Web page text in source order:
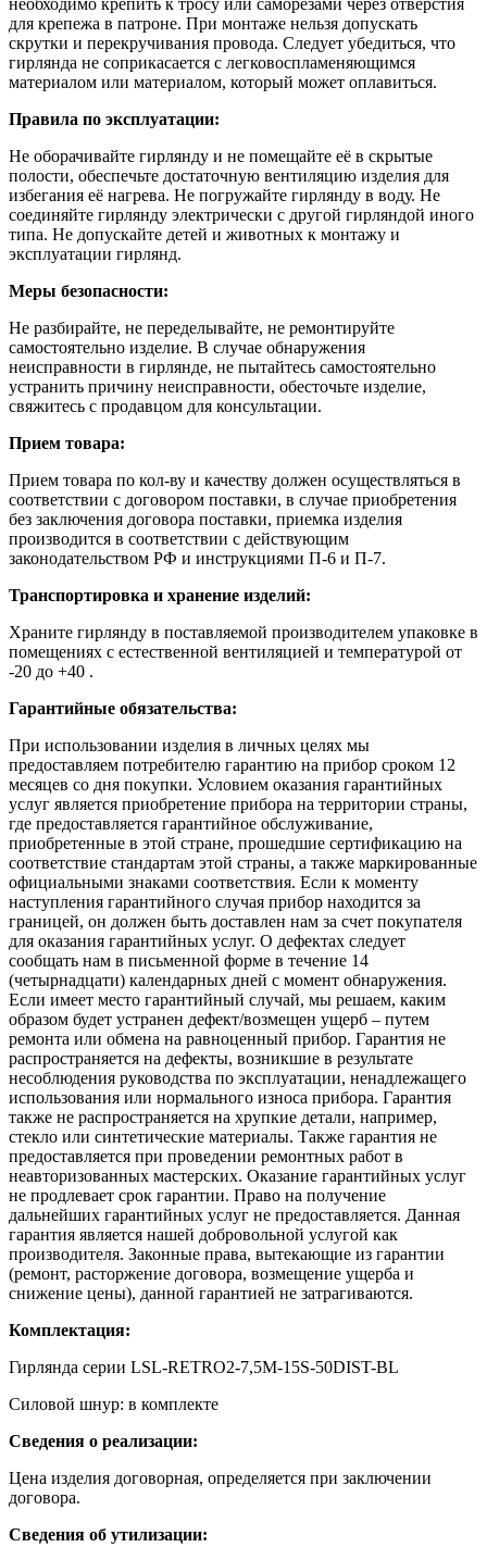
для крепежа в патроне. При монтаже нельзя допускать
скрутки и перекручивания провода. Следует убедиться, что
гирлянда не соприкасается с легковоспламеняющимся
материалом или материалом, который может оплавиться.
Правила по эксплуатации:
Не оборачивайте гирлянду и не помещайте её в скрытые
полости, обеспечьте достаточную вентиляцию изделия для
избегания её нагрева. Не погружайте гирлянду в воду. Не
соединяйте гирлянду электрически с другой гирляндой иного
типа. Не допускайте детей и животных к монтажу и
эксплуатации гирлянд.
Меры безопасности:
Не разбирайте, не переделывайте, не ремонтируйте
самостоятельно изделие. В случае обнаружения
неисправности в гирлянде, не пытайтесь самостоятельно
устранить причину неисправности, обесточьте изделие,
свяжитесь с продавцом для консультации.
Прием товара:
Прием товара по кол-ву и качеству должен осуществляться в
соответствии с договором поставки, в случае приобретения
без заключения договора поставки, приемка изделия
производится в соответствии с действующим
законодательством РФ и инструкциями П-6 и П-7.
Транспортировка и хранение изделий:
Храните гирлянду в поставляемой производителем упаковке в
помещениях с естественной вентиляцией и температурой от
-20 до +40 .
Гарантийные обязательства:
При использовании изделия в личных целях мы
предоставляем потребителю гарантию на прибор сроком 12
месяцев со дня покупки. Условием оказания гарантийных
услуг является приобретение прибора на территории страны,
где предоставляется гарантийное обслуживание,
приобретенные в этой стране, прошедшие сертификацию на
соответствие стандартам этой страны, а также маркированные
официальными знаками соответствия. Если к моменту
наступления гарантийного случая прибор находится за
границей, он должен быть доставлен нам за счет покупателя
для оказания гарантийных услуг. О дефектах следует
сообщать нам в письменной форме в течение 14
(четырнадцати) календарных дней с момент обнаружения.
Если имеет место гарантийный случай, мы решаем, каким
образом будет устранен дефект/возмещен ущерб – путем
ремонта или обмена на равноценный прибор. Гарантия не
распространяется на дефекты, возникшие в результате
несоблюдения руководства по эксплуатации, ненадлежащего
использования или нормального износа прибора. Гарантия
также не распространяется на хрупкие детали, например,
стекло или синтетические материалы. Также гарантия не
предоставляется при проведении ремонтных работ в
неавторизованных мастерских. Оказание гарантийных услуг
не продлевает срок гарантии. Право на получение
дальнейших гарантийных услуг не предоставляется. Данная
гарантия является нашей добровольной услугой как
производителя. Законные права, вытекающие из гарантии
(ремонт, расторжение договора, возмещение ущерба и
снижение цены), данной гарантией не затрагиваются.
Комплектация:
Гирлянда серии LSL-RETRO2-7,5M-15S-50DIST-BL
Силовой шнур: в комплекте
Сведения о реализации:
Цена изделия договорная, определяется при заключении
договора.
Сведения об утилизации: